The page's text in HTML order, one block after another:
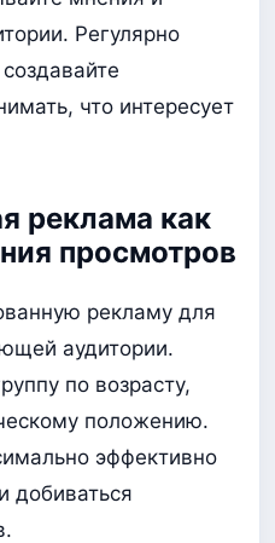
Регулярно
что интересует
реклама как
просмотров
рекламу для
аудитории.
по возрасту,
положению.
эффективно
добиваться